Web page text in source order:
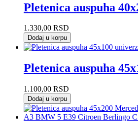
Pletenica auspuha
1.330,00 RSD
Dodaj u korpu
Pletenica auspuha
1.100,00 RSD
Dodaj u korpu